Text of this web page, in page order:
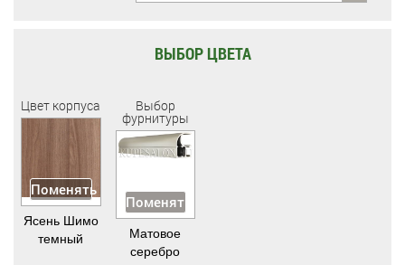
ВЫБОР ЦВЕТА
Цвет корпуса
Поменять
Ясень Шимо
темный
Выбор
фурнитуры
Поменять
Матовое
серебро